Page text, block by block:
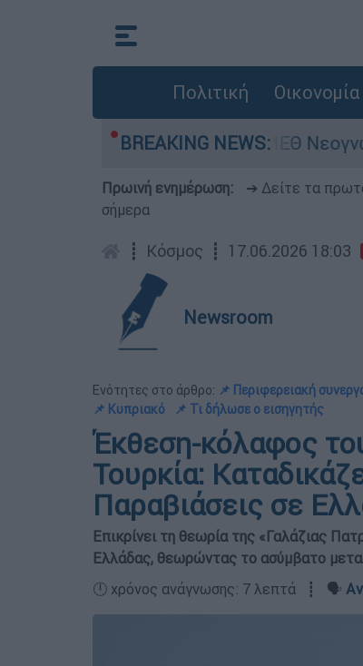
Πολιτική Οικονομία
BREAKING NEWS:
στη ΜΕΘ Νεογνών
Πρωινή ενημέρωση: ➔ Δείτε τα
σήμερα
┋ Κόσμος ┋ 17.06.2026 18:03
Newsroom
Ενότητες στο άρθρο: 📌 Περιφερειακή
📌 Κυπριακό
📌 Τι δήλωσε ο εισηγητής
Έκθεση-κόλαφος
Τουρκία:
Παραβιάσεις σε
Επικρίνει τη θεωρία της «Γαλάζιας
Ελλάδας, θεωρώντας το ασύμβατο
🕛 χρόνος ανάγνωσης: 7 λεπτά ┋ 🗣️